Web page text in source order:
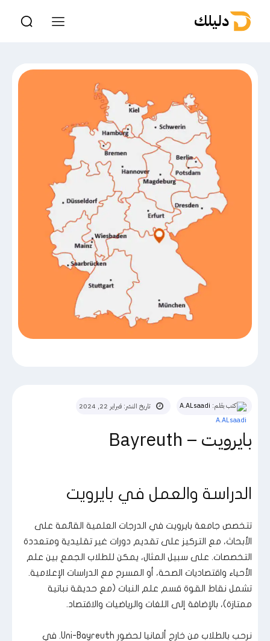
دليلك
كتب بقلم: A.ALsaadi تاريخ النشر: فبراير 22, 2024
بايرويت – Bayreuth
الدراسة والعمل في بايرويت
تتخصص جامعة بايرويت في الدرجات العلمية القائمة على
الأبحاث، مع التركيز على تقديم دورات غير تقليدية ومتعددة
التخصصات. على سبيل المثال، يمكن للطلاب الجمع بين علم
الأحياء واقتصاديات الصحة، أو المسرح مع الدراسات الإعلامية.
تشمل نقاط القوة قسم علم النبات (مع حديقة نباتية
ممتازة)، بالإضافة إلى اللغات والرياضيات والاقتصاد.
نرحب بالطلاب من خارج ألمانيا لحضور Uni-Bayreuth. في